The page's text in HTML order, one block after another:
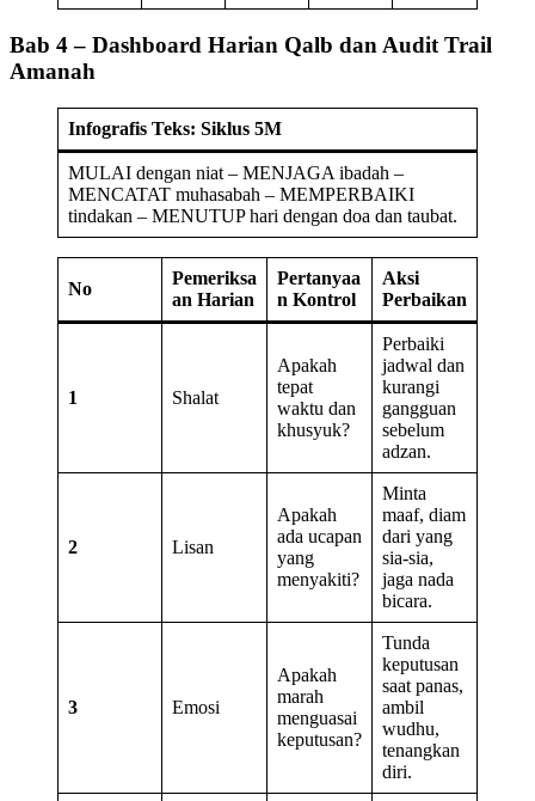
Bab 4 – Dashboard Harian Qalb dan Audit Trail
Amanah
Infografis Teks: Siklus 5M
MULAI dengan niat – MENJAGA ibadah –
MENCATAT muhasabah – MEMPERBAIKI
tindakan – MENUTUP hari dengan doa dan taubat.
No
Pemeriksa
an Harian
Pertanyaa
n Kontrol
Aksi
Perbaikan
1 Shalat
Apakah
tepat
waktu dan
khusyuk?
Perbaiki
jadwal dan
kurangi
gangguan
sebelum
adzan.
2 Lisan
Apakah
ada ucapan
yang
menyakiti?
Minta
maaf, diam
dari yang
sia-sia,
jaga nada
bicara.
3 Emosi
Apakah
marah
menguasai
keputusan?
Tunda
keputusan
saat panas,
ambil
wudhu,
tenangkan
diri.